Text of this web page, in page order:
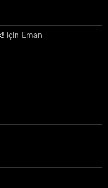
için Eman